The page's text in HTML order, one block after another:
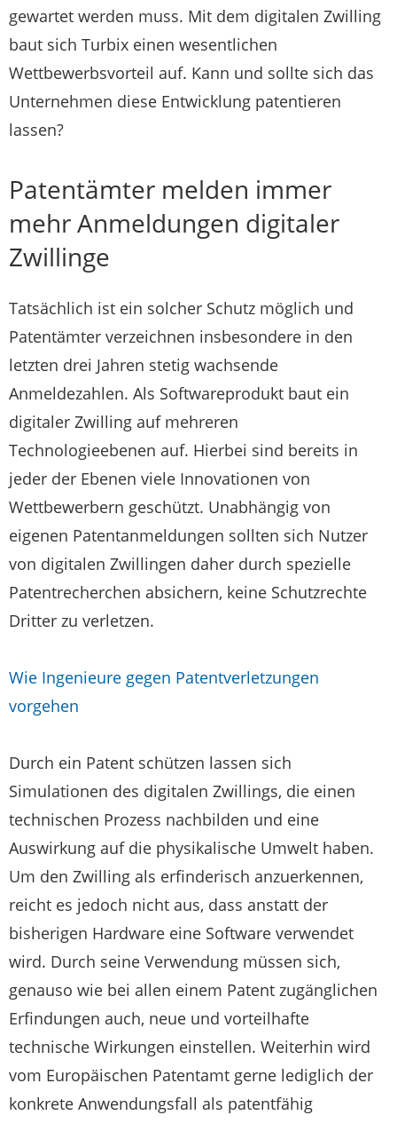
gewartet werden muss. Mit dem digitalen Zwilling
baut sich Turbix einen wesentlichen
Wettbewerbsvorteil auf. Kann und sollte sich das
Unternehmen diese Entwicklung patentieren
lassen?
Patentämter melden immer
mehr Anmeldungen digitaler
Zwillinge
Tatsächlich ist ein solcher Schutz möglich und
Patentämter verzeichnen insbesondere in den
letzten drei Jahren stetig wachsende
Anmeldezahlen. Als Softwareprodukt baut ein
digitaler Zwilling auf mehreren
Technologieebenen auf. Hierbei sind bereits in
jeder der Ebenen viele Innovationen von
Wettbewerbern geschützt. Unabhängig von
eigenen Patentanmeldungen sollten sich Nutzer
von digitalen Zwillingen daher durch spezielle
Patentrecherchen absichern, keine Schutzrechte
Dritter zu verletzen.
Wie Ingenieure gegen Patentverletzungen
vorgehen
Durch ein Patent schützen lassen sich
Simulationen des digitalen Zwillings, die einen
technischen Prozess nachbilden und eine
Auswirkung auf die physikalische Umwelt haben.
Um den Zwilling als erfinderisch anzuerkennen,
reicht es jedoch nicht aus, dass anstatt der
bisherigen Hardware eine Software verwendet
wird. Durch seine Verwendung müssen sich,
genauso wie bei allen einem Patent zugänglichen
Erfindungen auch, neue und vorteilhafte
technische Wirkungen einstellen. Weiterhin wird
vom Europäischen Patentamt gerne lediglich der
konkrete Anwendungsfall als patentfähig